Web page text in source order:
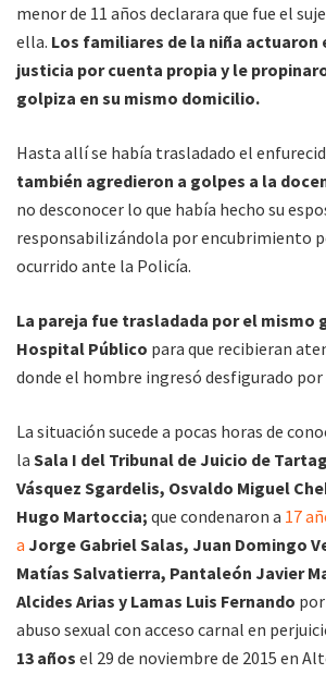
menor de 11 años declarara que fue el
ella. Los familiares de la niña actuaron
justicia por cuenta propia y le
golpiza en su mismo domicilio.
Hasta allí se había trasladado el
también agredieron a golpes a la
no desconocer lo que había hecho su
responsabilizándola por encubrimiento
ocurrido ante la Policía.
La pareja fue trasladada por el mismo
Hospital Público para que recibieran
donde el hombre ingresó desfigurado
La situación sucede a pocas horas de
la Sala I del Tribunal de Juicio de
Vásquez Sgardelis, Osvaldo Miguel
Hugo Martoccia; que condenaron a 17
a Jorge Gabriel Salas, Juan Domingo
Matías Salvatierra, Pantaleón Javier
Alcides Arias y Lamas Luis Fernando
abuso sexual con acceso carnal en
13 años el 29 de noviembre de 2015 en